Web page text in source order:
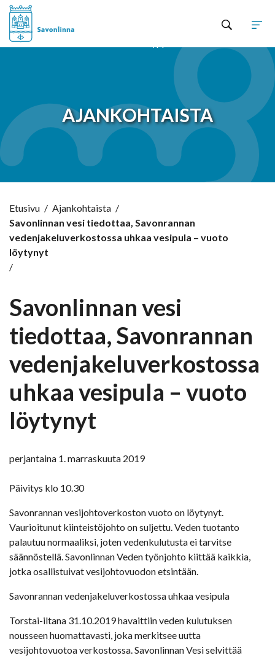
AJANKOHTAISTA
Etusivu / Ajankohtaista /
Savonlinnan vesi tiedottaa, Savonrannan
vedenjakeluverkostossa uhkaa vesipula – vuoto
löytynyt
/
Savonlinnan vesi
tiedottaa, Savonrannan
vedenjakeluverkostossa
uhkaa vesipula – vuoto
löytynyt
perjantaina 1. marraskuuta 2019
Päivitys klo 10.30
Savonrannan vesijohtoverkoston vuoto on löytynyt.
Vaurioitunut kiinteistöjohto on suljettu. Veden tuotanto
palautuu normaaliksi, joten vedenkulutusta ei tarvitse
säännöstellä. Savonlinnan Veden työnjohto kiittää kaikkia,
jotka osallistuivat vesijohtovuodon etsintään.
Savonrannan vedenjakeluverkostossa uhkaa vesipula
Torstai-iltana 31.10.2019 havaittiin veden kulutuksen
nousseen huomattavasti, joka merkitsee uutta
vesijohtovuotoa verkostossa. Savonlinnan Vesi selvittää